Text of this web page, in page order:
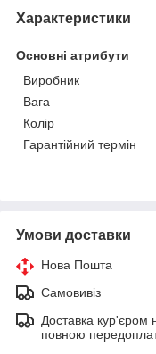
Характеристики
Основні атрибути
Виробник
Вага
Колір
Гарантійний термін
Умови доставки
Нова Пошта
Самовивіз
Доставка кур'єром
повною